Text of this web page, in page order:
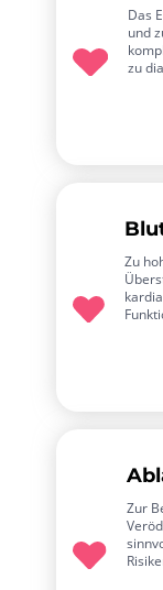
Das
und
zu
Zu
Zur